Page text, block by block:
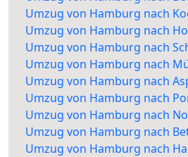
Umzug von Hamburg nach
Umzug von Hamburg nach
Umzug von Hamburg nach
Umzug von Hamburg nach
Umzug von Hamburg nach
Umzug von Hamburg nach
Umzug von Hamburg nach
Umzug von Hamburg nach
Umzug von Hamburg nach